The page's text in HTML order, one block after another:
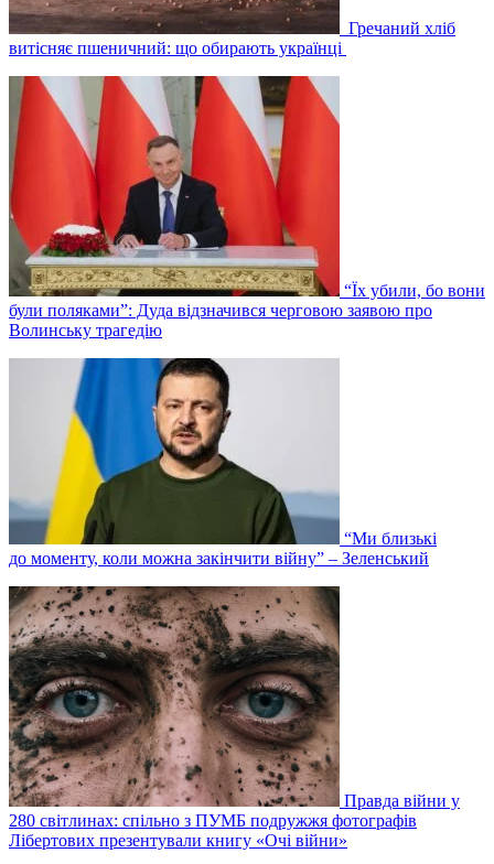
Гречаний хліб
витісняє пшеничний: що обирають українці
“Їх убили, бо вони
були поляками”: Дуда відзначився черговою заявою про
Волинську трагедію
“Ми близькі
до моменту, коли можна закінчити війну” – Зеленський
Правда війни у
280 світлинах: спільно з ПУМБ подружжя фотографів
Лібертових презентували книгу «Очі війни»